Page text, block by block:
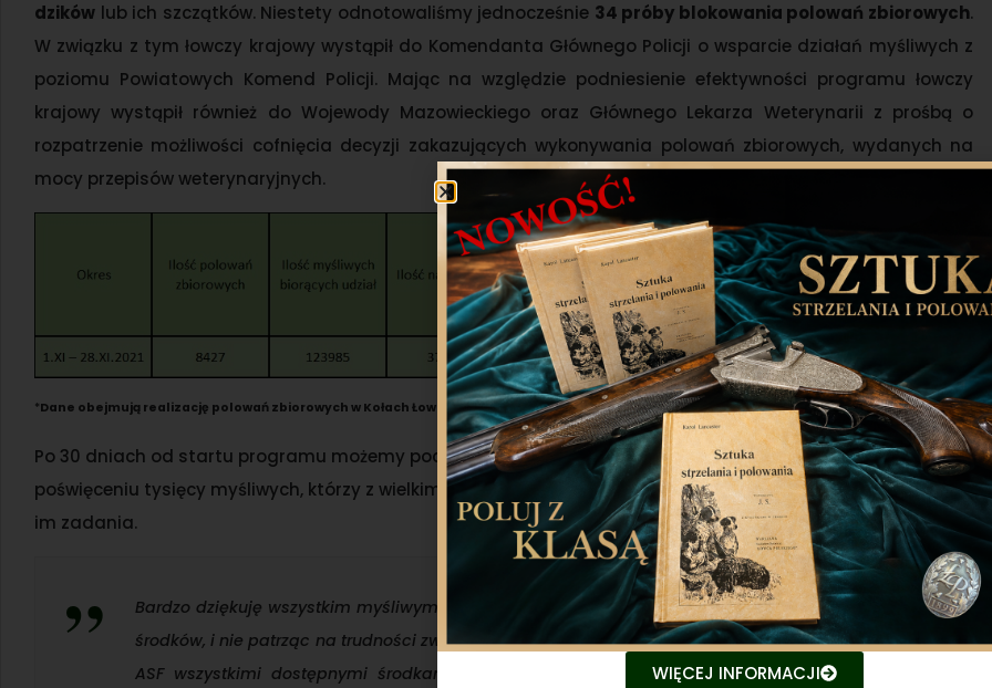
dzików lub ich szczątków. Niestety odnotowaliśmy jednocześnie 34 próby blokowania polowań zbiorowych.
W związku z tym łowczy krajowy wystąpił do Komendanta Głównego Policji o wsparcie działań myśliwych z
poziomu Powiatowych Komend Policji. Mając na względzie podniesienie efektywności programu łowczy
krajowy wystąpił również do Wojewody Mazowieckiego oraz Głównego Lekarza Weterynarii z prośbą o
rozpatrzenie możliwości cofnięcia decyzji zakazujących wykonywania polowań zbiorowych, wydanych na
mocy przepisów weterynaryjnych.
*Dane obejmują realizację polowań zbiorowych w Kołach Łowieckich na terenie 49 Zarządów Okręgowych PZŁ.
Po 30 dniach od startu programu możemy pochwalić się pierwszym sukcesem. Jest on możliwy tylko dzięki
poświęceniu tysięcy myśliwych, którzy z wielkim zaangażowanie i oddaniem codziennie wykonują powierzone
im zadania.
Bardzo dziękuję wszystkim myśliwym, którzy poświęcając swój wolny czas, nie żałując prywatnych
środków, i nie patrząc na trudności związane chociażby z trwającą czwartą falą pandemii, walczą z
ASF wszystkimi dostępnymi środkami. Podziękowania kieruję również do osób, bez których te
WIĘCEJ INFORMACJI